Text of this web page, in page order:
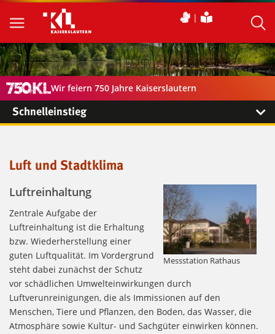
Wir feiern 750 Jahre Kaiserslautern
Schnelleinstieg
Luft und Stadtklima
Messstation Rathaus
Luftreinhaltung
Zentrale Aufgabe der
Luftreinhaltung ist die Erhaltung
bzw. Wiederherstellung einer
guten Luftqualität. Im Vordergrund
steht dabei zunächst der Schutz
vor schädlichen Umwelteinwirkungen durch
Luftverunreinigungen, die als Immissionen auf den
Menschen, Tiere und Pflanzen, den Boden, das Wasser, die
Atmosphäre sowie Kultur- und Sachgüter einwirken können.